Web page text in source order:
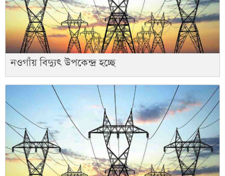
নওগাঁয় বিদ্যুৎ উপকেন্দ্র হচ্ছে